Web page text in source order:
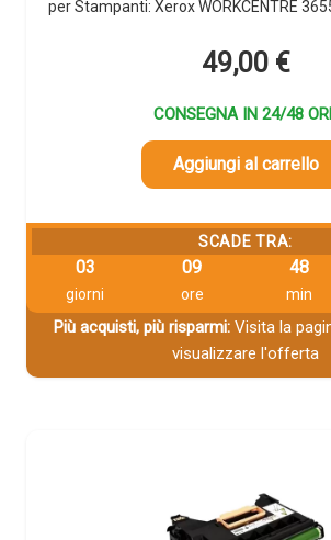
per Stampanti: Xerox WORKCENTRE
49,00 €
CONSEGNA IN 24/48
Aggiungi al carrello
SCADE TRA:
03
giorni
09
ore
48
min
Più acquisti, più risparmi:Visita la
visualizzare l'offerta